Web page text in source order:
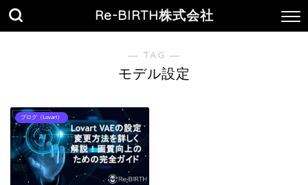
Re-BIRTH株式会社
― TAG ―
モデル設定
ブログ（Lovart）